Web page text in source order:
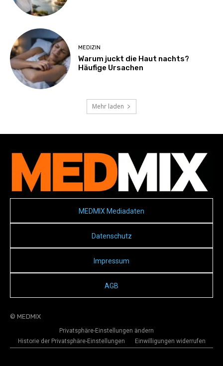
MEDIZIN
Warum juckt die Haut nachts?
Häufige Ursachen
Mehr laden
MEDMIX Mediadaten
Datenschutz
Impressum
AGB
© MEDMIX
Privatsphäre-Einstellungen ändern
Historie der Privatsphäre-Einstellungen
Einwilligungen widerrufen